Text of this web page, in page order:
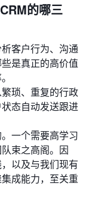
的哪三
客户行为、沟通
是真正的高价值
琐、重复的行政
态自动发送跟进
一个需要高学习
束之高阁。因
以及与我们现有
成能力，至关重